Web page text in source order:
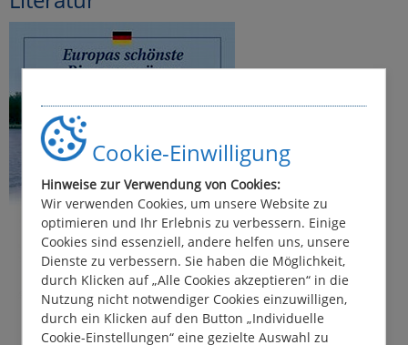
Cookie-Einwilligung
Hinweise zur Verwendung von Cookies:
Wir verwenden Cookies, um unsere Website zu
optimieren und Ihr Erlebnis zu verbessern. Einige
Cookies sind essenziell, andere helfen uns, unsere
Dienste zu verbessern. Sie haben die Möglichkeit,
durch Klicken auf „Alle Cookies akzeptieren“ in die
Nutzung nicht notwendiger Cookies einzuwilligen,
durch ein Klicken auf den Button „Individuelle
Cookie-Einstellungen“ eine gezielte Auswahl zu